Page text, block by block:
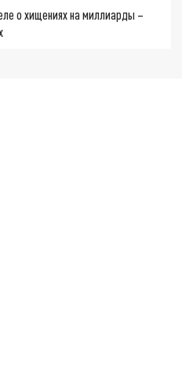
о хищениях на миллиарды –